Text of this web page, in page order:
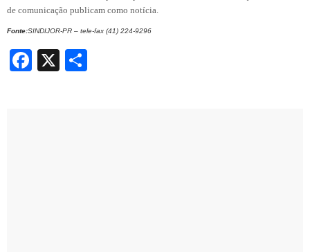
de comunicação publicam como notícia.
Fonte:SINDIJOR-PR – tele-fax (41) 224-9296
Facebook
X